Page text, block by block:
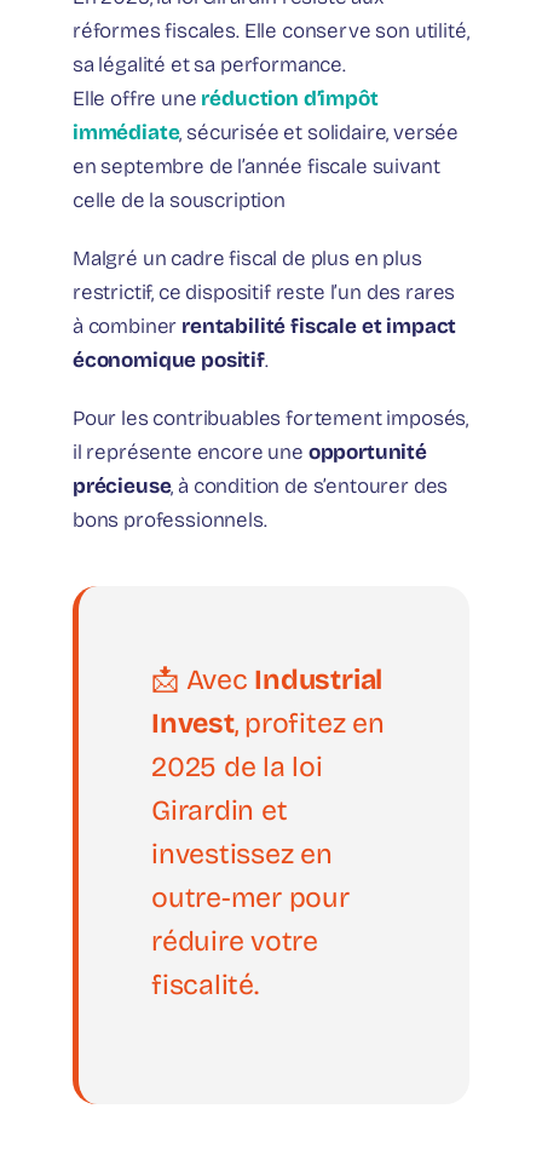
réformes fiscales. Elle conserve son utilité,
sa légalité et sa performance.
Elle offre une réduction d’impôt
immédiate, sécurisée et solidaire, versée
en septembre de l’année fiscale suivant
celle de la souscription
Malgré un cadre fiscal de plus en plus
restrictif, ce dispositif reste l’un des rares
à combiner rentabilité fiscale et impact
économique positif.
Pour les contribuables fortement imposés,
il représente encore une opportunité
précieuse, à condition de s’entourer des
bons professionnels.
📩 Avec Industrial
Invest, profitez en
2025 de la loi
Girardin et
investissez en
outre-mer pour
réduire votre
fiscalité.